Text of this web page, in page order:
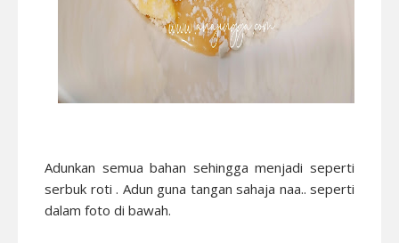
Adunkan semua bahan sehingga menjadi seperti
serbuk roti . Adun guna tangan sahaja naa.. seperti
dalam foto di bawah.